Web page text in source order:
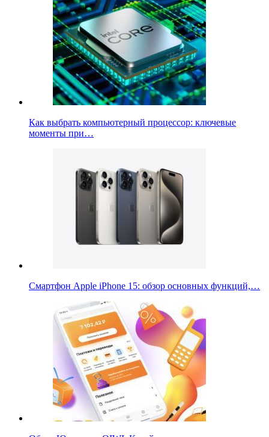
Как выбрать компьютерный процессор: ключевые
моменты при…
Смартфон Apple iPhone 15: обзор основных функций,…